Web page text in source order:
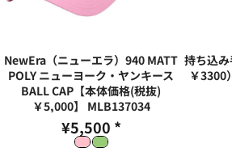
NewEra（ニューエラ）940 MATT
POLY ニューヨーク・ヤンキース
BALL CAP【本体価格(税抜)
￥5,000】
MLB137034
¥5,500 *
持ち込
￥3300）